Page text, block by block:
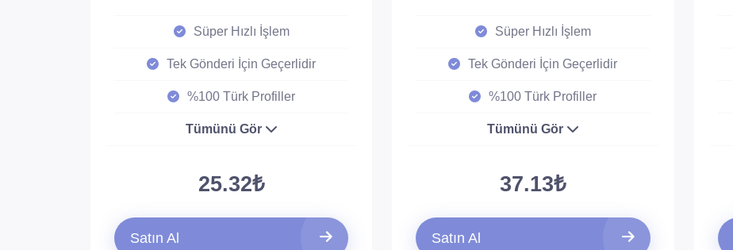
Süper Hızlı İşlem
Tek Gönderi İçin Geçerlidir
%100 Türk Profiller
Tümünü Gör
25.32₺
Satın Al
Süper Hızlı İşlem
Tek Gönderi İçin Geçerlidir
%100 Türk Profiller
Tümünü Gör
37.13₺
Satın Al